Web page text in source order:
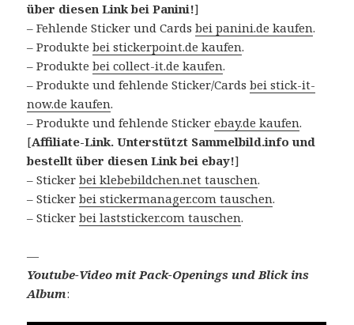
über diesen Link bei Panini!]
– Fehlende Sticker und Cardsbei panini.de kaufen.
– Produktebei stickerpoint.de kaufen.
– Produktebei collect-it.de kaufen.
– Produkte und fehlende Sticker/Cardsbei stick-it-
now.de kaufen.
– Produkte und fehlende Stickerebay.de kaufen.
[Affiliate-Link. Unterstützt Sammelbild.info und
bestellt über diesen Link bei ebay!]
– Stickerbei klebebildchen.net tauschen.
– Stickerbei stickermanager.com tauschen.
– Stickerbei laststicker.com tauschen.
—
Youtube-Video mit Pack-Openings und Blick ins
Album: